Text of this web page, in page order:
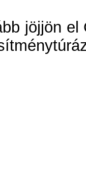
jöjjön